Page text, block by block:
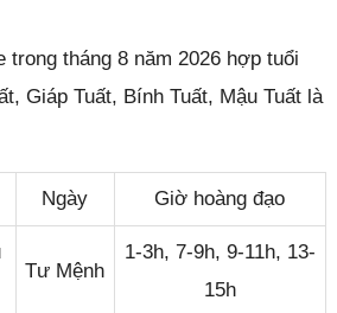
trong tháng 8 năm 2026 hợp tuổi
Giáp Tuất, Bính Tuất, Mậu Tuất là
Ngày Giờ hoàng đạo
Tư Mệnh
1-3h, 7-9h, 9-11h, 13-
15h